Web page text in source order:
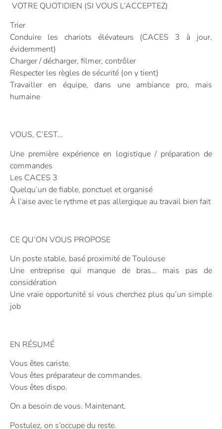
VOTRE QUOTIDIEN (SI VOUS L’ACCEPTEZ)
Trier
Conduire les chariots élévateurs (CACES 3 à jour,
évidemment)
Charger / décharger, filmer, contrôler
Respecter les règles de sécurité (on y tient)
Travailler en équipe, dans une ambiance pro, mais
humaine
VOUS, C’EST…
Une première expérience en logistique / préparation de
commandes
Les CACES 3
Quelqu’un de fiable, ponctuel et organisé
À l’aise avec le rythme et pas allergique au travail bien fait
CE QU’ON VOUS PROPOSE
Un poste stable, basé proximité de Toulouse
Une entreprise qui manque de bras… mais pas de
considération
Une vraie opportunité si vous cherchez plus qu’un simple
job
EN RÉSUMÉ
Vous êtes cariste.
Vous êtes préparateur de commandes.
Vous êtes dispo.
On a besoin de vous. Maintenant.
Postulez, on s’occupe du reste.